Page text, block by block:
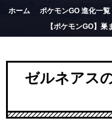
ホーム ポケモンGO 進化一覧
【ポケモンGO】巣
ゼルネアス